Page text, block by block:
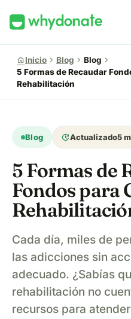
homeInicio chevron_right Blog chevron_right Blog chevron_right
5 Formas de Recaudar
Rehabilitación
Blog updateActualizado5
5 Formas de
Fondos para
Cada día, miles de
las adicciones sin
adecuado. ¿Sabías
rehabilitación no
recursos para